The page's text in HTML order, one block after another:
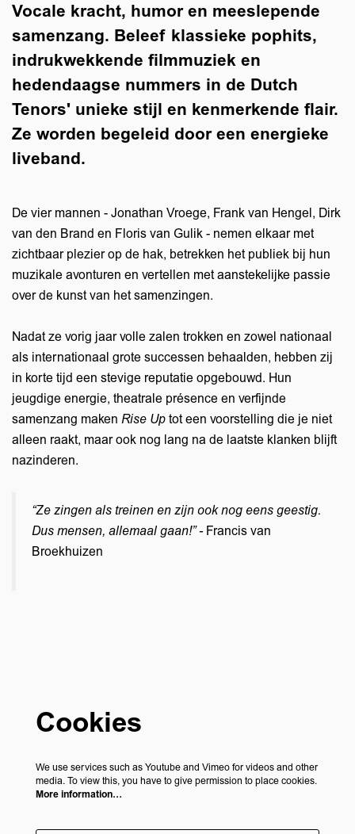
Vocale kracht, humor en meeslepende
samenzang. Beleef klassieke pophits,
indrukwekkende filmmuziek en
hedendaagse nummers in de Dutch
Tenors' unieke stijl en kenmerkende flair.
Ze worden begeleid door een energieke
liveband.
De vier mannen - Jonathan Vroege, Frank van Hengel, Dirk
van den Brand en Floris van Gulik - nemen elkaar met
zichtbaar plezier op de hak, betrekken het publiek bij hun
muzikale avonturen en vertellen met aanstekelijke passie
over de kunst van het samenzingen.
Nadat ze vorig jaar volle zalen trokken en zowel nationaal
als internationaal grote successen behaalden, hebben zij
in korte tijd een stevige reputatie opgebouwd. Hun
jeugdige energie, theatrale présence en verfijnde
samenzang maken Rise Up tot een voorstelling die je niet
alleen raakt, maar ook nog lang na de laatste klanken blijft
nazinderen.
“Ze zingen als treinen en zijn ook nog eens geestig.
Dus mensen, allemaal gaan!” -Francis van
Broekhuizen
Cookies
We use services such as Youtube and Vimeo for videos and other
media. To view this, you have to give permission to place cookies.
More information…